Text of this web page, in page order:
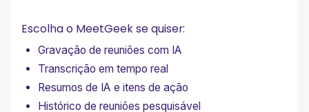
Escolha o MeetGeek se quiser:
Gravação de reuniões com IA
Transcrição em tempo real
Resumos de IA e itens de ação
Histórico de reuniões pesquisável